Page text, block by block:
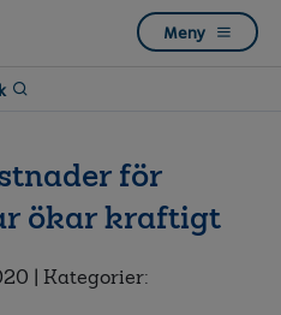
Meny
för
ökar kraftigt
| Kategorier: